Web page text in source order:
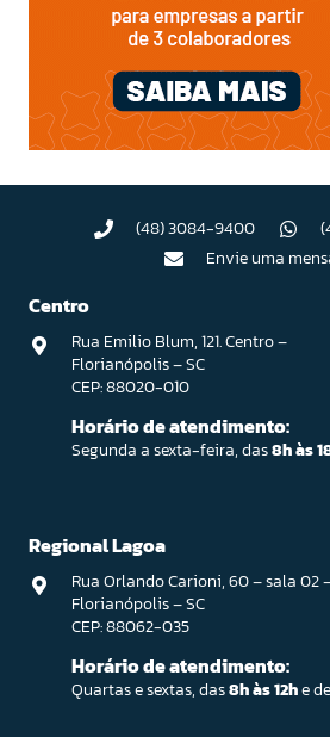
(48) 3084-9400
Envie uma
Centro
Rua Emilio Blum, 121. Centro –
Florianópolis – SC
CEP: 88020-010
Horário de atendimento:
Segunda a sexta-feira, das8h às
Regional Lagoa
Rua Orlando Carioni, 60 – sala 02
Florianópolis – SC
CEP: 88062-035
Horário de atendimento:
Quartas e sextas, das8h às 12he de